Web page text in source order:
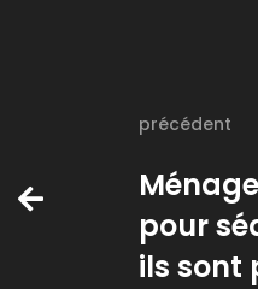
précédent
pour
ils sont